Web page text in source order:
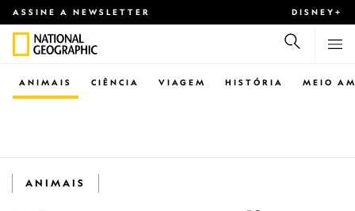
ASSINE A NEWSLETTER DISNEY+
CIÊNCIA VIAGEM
ANIMAIS HISTÓRIA MEIO
ANIMAIS